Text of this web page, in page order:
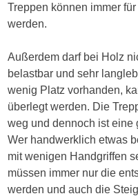
Treppen können immer
werden.
Außerdem darf bei Holz
belastbar und sehr
wenig Platz vorhanden,
überlegt werden. Die
weg und dennoch ist eine
Wer handwerklich etwas
mit wenigen Handgriffen
müssen immer nur die
werden und auch die